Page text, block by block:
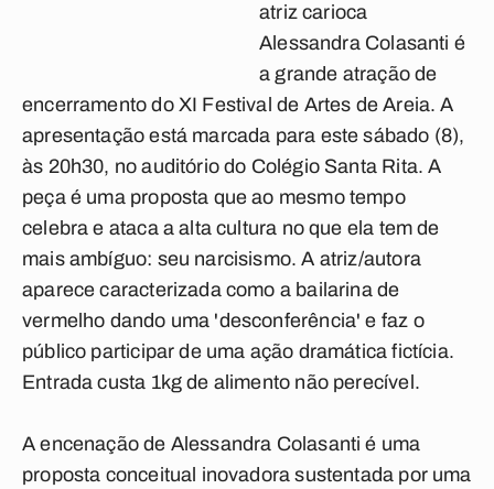
atriz carioca
Alessandra Colasanti é
a grande atração de
encerramento do XI Festival de Artes de Areia. A
apresentação está marcada para este sábado (8),
às 20h30, no auditório do Colégio Santa Rita. A
peça é uma proposta que ao mesmo tempo
celebra e ataca a alta cultura no que ela tem de
mais ambíguo: seu narcisismo. A atriz/autora
aparece caracterizada como a bailarina de
vermelho dando uma 'desconferência' e faz o
público participar de uma ação dramática fictícia.
Entrada custa 1kg de alimento não perecível.
A encenação de Alessandra Colasanti é uma
proposta conceitual inovadora sustentada por uma